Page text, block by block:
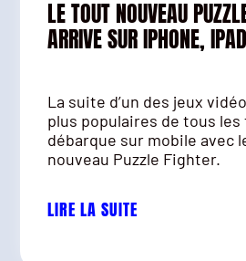
LE TOUT NOUVEAU
ARRIVE SUR IPHONE,
La suite d’un des jeux
plus populaires de tous les
débarque sur mobile avec
nouveau Puzzle Fighter.
LIRE LA SUITE